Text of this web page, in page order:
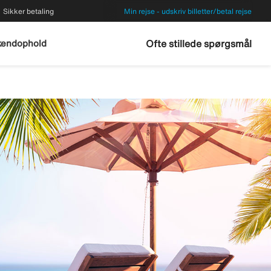
Sikker betaling Min rejse - udskriv billetter/betal rejse
Ofte stillede spørgsmål